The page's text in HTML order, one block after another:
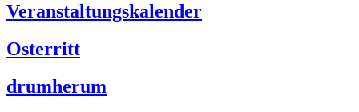
Veranstaltungskalender
Osterritt
drumherum